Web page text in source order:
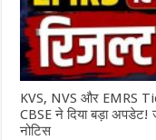
KVS, NVS और EMRS
CBSE ने दिया बड़ा अपडेट!
नोटिस